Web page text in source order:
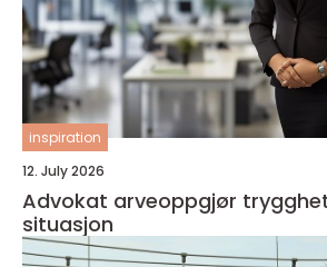
inspiration
12. July 2026
Advokat arveoppgjør trygghet i en sårbar
situasjon